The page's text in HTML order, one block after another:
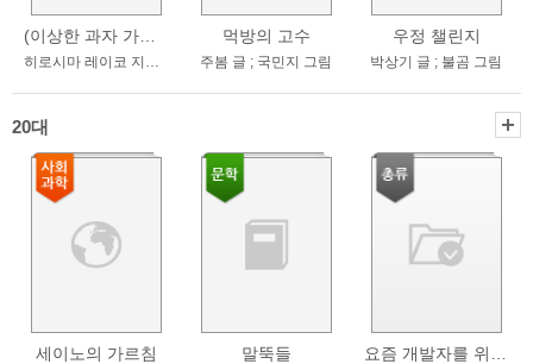
히로시마 레이코 지음 ; 쟈쟈 그림 ; 김정화 옮김
먹방의 고수
주봄 글 ; 국민지 그림
우정 챌린지
박상기 글 ; 불곰 그림
20대
세이노의 가르침 말뚝들